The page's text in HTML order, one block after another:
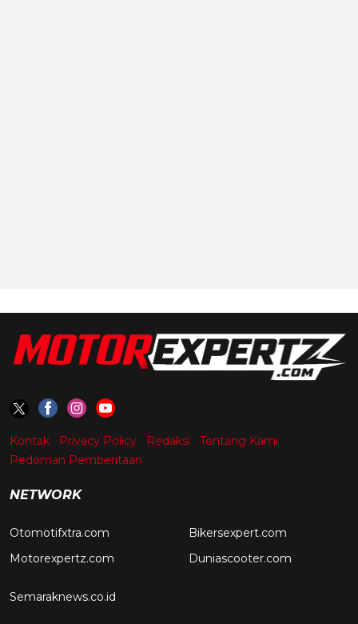
Kontak Privacy Policy Redaksi
Tentang Kami
Pedoman Pemberitaan
NETWORK
Otomotifxtra.com
Motorexpertz.com
Bikersexpert.com
Duniascooter.com
Semaraknews.co.id